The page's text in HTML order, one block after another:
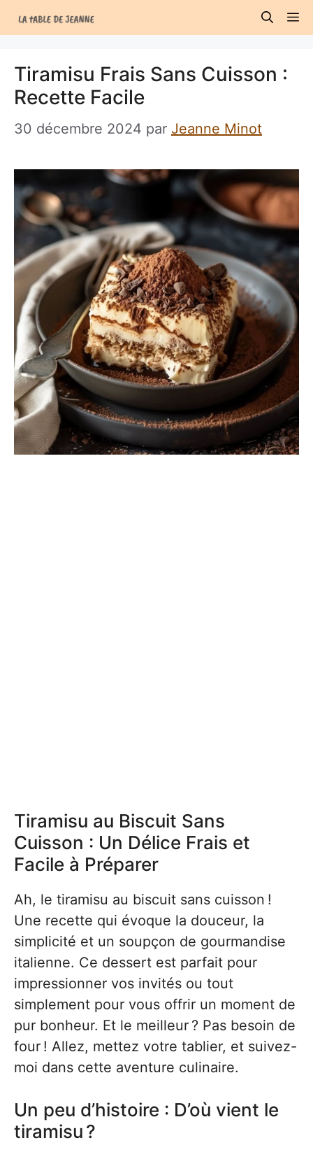
au
Tiramisu Frais Sans Cuisson :
Recette Facile
30 décembre 2024 par Jeanne Minot
Tiramisu au Biscuit Sans
Cuisson : Un Délice Frais et
Facile à Préparer
Ah, le tiramisu au biscuit sans cuisson !
Une recette qui évoque la douceur, la
simplicité et un soupçon de gourmandise
italienne. Ce dessert est parfait pour
impressionner vos invités ou tout
simplement pour vous offrir un moment de
pur bonheur. Et le meilleur ? Pas besoin de
four ! Allez, mettez votre tablier, et suivez-
moi dans cette aventure culinaire.
Un peu d’histoire : D’où vient le
tiramisu ?